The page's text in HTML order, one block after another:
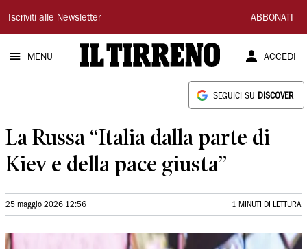
Il
Tirreno
Iscriviti alle Newsletter ABBONATI
MENU ACCEDI
SEGUICI SU DISCOVER
La Russa “Italia dalla parte di
Kiev e della pace giusta”
25 maggio 2026 12:56 1 MINUTI DI LETTURA